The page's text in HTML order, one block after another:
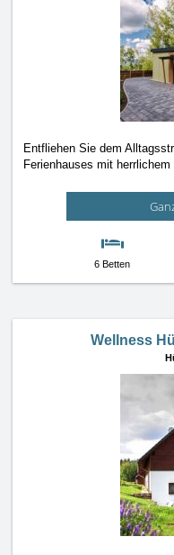
Entfliehen Sie dem
Ferienhauses mit
6 Betten
Wellness